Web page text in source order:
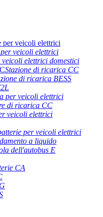
veicoli elettrici
veicoli elettrici domestici
Stazione di ricarica CC
di ricarica BESS
per veicoli elettrici
di ricarica CC
veicoli elettrici
per veicoli elettrici
a liquido
dell'autobus E
CA